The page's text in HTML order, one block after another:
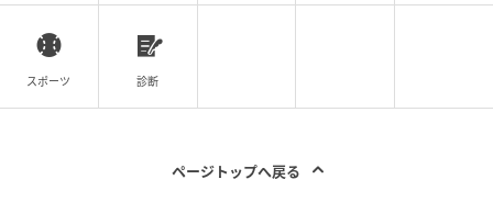
スポーツ 診断
ページトップへ戻る